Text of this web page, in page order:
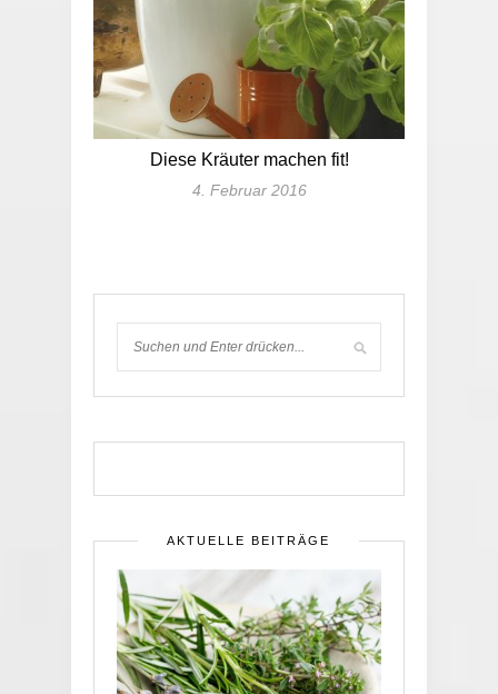
Diese Kräuter machen fit!
4. Februar 2016
AKTUELLE BEITRÄGE